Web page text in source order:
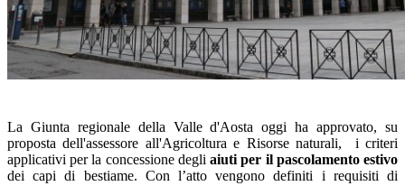
La Giunta regionale della Valle d'Aosta oggi ha approvato, su
proposta dell'assessore all'Agricoltura e Risorse naturali, i criteri
applicativi per la concessione degliaiuti per il pascolamento estivo
dei capi di bestiame. Con l’atto vengono definiti i requisiti di